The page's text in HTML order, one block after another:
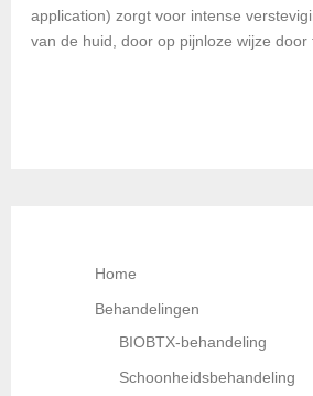
application) zorgt voor intense
van de huid, door op pijnloze wijze door
Home
Behandelingen
BIOBTX-behandeling
Schoonheidsbehandeling